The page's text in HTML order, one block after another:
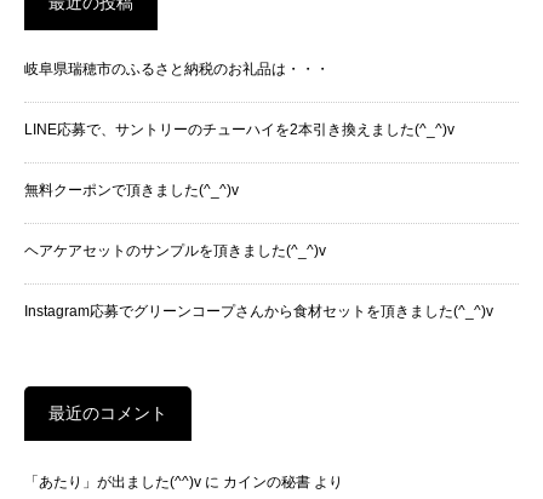
岐阜県瑞穂市のふるさと納税のお礼品は・・・
LINE応募で、サントリーのチューハイを2本引き換えました(^_^)v
無料クーポンで頂きました(^_^)v
ヘアケアセットのサンプルを頂きました(^_^)v
Instagram応募でグリーンコープさんから食材セットを頂きました(^_^)v
最近のコメント
「あたり」が出ました(^^)v に カインの秘書 より